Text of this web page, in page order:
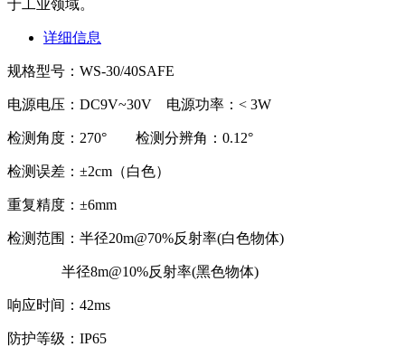
于工业领域。
详细信息
规格型号：WS-30/40SAFE
电源电压：DC9V~30V 电源功率：< 3W
检测角度：270° 检测分辨角：0.12°
检测误差：±2cm（白色）
重复精度：±6mm
检测范围：半径20m@70%反射率(白色物体)
半径8m@10%反射率(黑色物体)
响应时间：42ms
防护等级：IP65